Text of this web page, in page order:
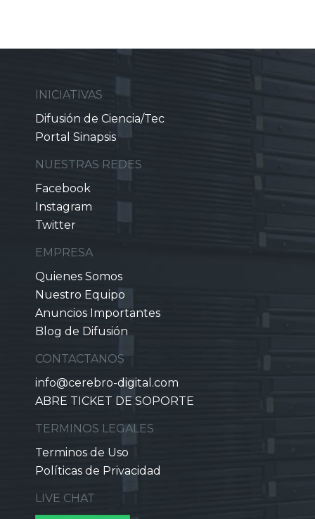
INICIATIVAS
Difusión de Ciencia/Tec
Portal Sinapsis
NUESTRAS REDES
Facebook
Instagram
Twitter
EMPRESA
Quienes Somos
Nuestro Equipo
Anuncios Importantes
Blog de Difusión
CONTACTANOS
info@cerebro-digital.com
ABRE TICKET DE SOPORTE
TERMINOS LEGALES
Terminos de Uso
Políticas de Privacidad
LIVE CHAT